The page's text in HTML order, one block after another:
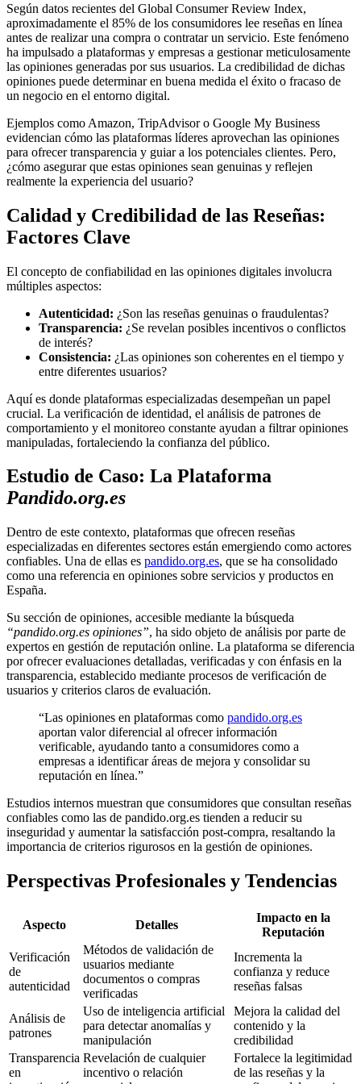
Según datos recientes del Global Consumer Review Index,
aproximadamente el 85% de los consumidores lee reseñas en línea
antes de realizar una compra o contratar un servicio. Este fenómeno
ha impulsado a plataformas y empresas a gestionar meticulosamente
las opiniones generadas por sus usuarios. La credibilidad de dichas
opiniones puede determinar en buena medida el éxito o fracaso de
un negocio en el entorno digital.
Ejemplos como Amazon, TripAdvisor o Google My Business
evidencian cómo las plataformas líderes aprovechan las opiniones
para ofrecer transparencia y guiar a los potenciales clientes. Pero,
¿cómo asegurar que estas opiniones sean genuinas y reflejen
realmente la experiencia del usuario?
Calidad y Credibilidad de las Reseñas:
Factores Clave
El concepto de confiabilidad en las opiniones digitales involucra
múltiples aspectos:
Autenticidad: ¿Son las reseñas genuinas o fraudulentas?
Transparencia: ¿Se revelan posibles incentivos o conflictos
de interés?
Consistencia: ¿Las opiniones son coherentes en el tiempo y
entre diferentes usuarios?
Aquí es donde plataformas especializadas desempeñan un papel
crucial. La verificación de identidad, el análisis de patrones de
comportamiento y el monitoreo constante ayudan a filtrar opiniones
manipuladas, fortaleciendo la confianza del público.
Estudio de Caso: La Plataforma
Pandido.org.es
Dentro de este contexto, plataformas que ofrecen reseñas
especializadas en diferentes sectores están emergiendo como actores
confiables. Una de ellas es pandido.org.es, que se ha consolidado
como una referencia en opiniones sobre servicios y productos en
España.
Su sección de opiniones, accesible mediante la búsqueda
“pandido.org.es opiniones”, ha sido objeto de análisis por parte de
expertos en gestión de reputación online. La plataforma se diferencia
por ofrecer evaluaciones detalladas, verificadas y con énfasis en la
transparencia, establecido mediante procesos de verificación de
usuarios y criterios claros de evaluación.
“Las opiniones en plataformas como pandido.org.es
aportan valor diferencial al ofrecer información
verificable, ayudando tanto a consumidores como a
empresas a identificar áreas de mejora y consolidar su
reputación en línea.”
Estudios internos muestran que consumidores que consultan reseñas
confiables como las de pandido.org.es tienden a reducir su
inseguridad y aumentar la satisfacción post-compra, resaltando la
importancia de criterios rigurosos en la gestión de opiniones.
Perspectivas Profesionales y Tendencias
Aspecto Detalles
Impacto en la
Reputación
Verificación
de
autenticidad
Métodos de validación de
usuarios mediante
documentos o compras
verificadas
Incrementa la
confianza y reduce
reseñas falsas
Análisis de
patrones
Uso de inteligencia artificial
para detectar anomalías y
manipulación
Mejora la calidad del
contenido y la
credibilidad
Transparencia
en
Revelación de cualquier
incentivo o relación
Fortalece la legitimidad
de las reseñas y la